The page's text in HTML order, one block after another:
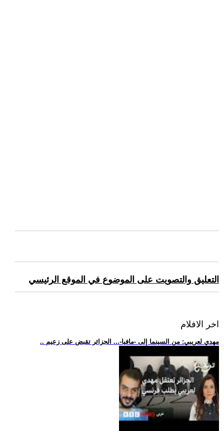
التعليق والتصويت على الموضوع في الموقع الرئيسي
اخر الافلام
.. مهدي لعريبي: من السينما إلى -مافيا-... الجزائر تقبض على زعيم